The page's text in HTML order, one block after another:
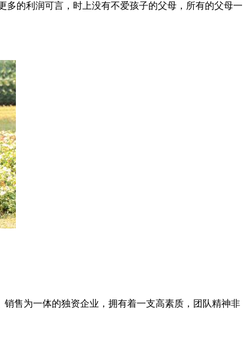
的利润可言，时上没有不爱孩子的父母，所有的父母一
售为一体的独资企业，拥有着一支高素质，团队精神非